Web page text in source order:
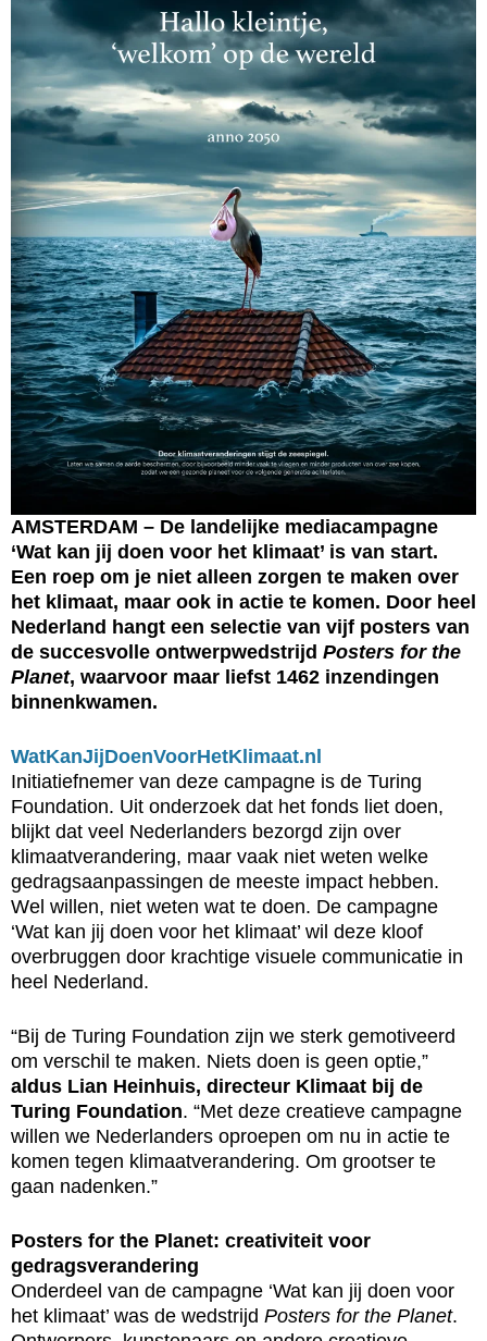
AMSTERDAM – De landelijke mediacampagne
‘Wat kan jij doen voor het klimaat’ is van start.
Een roep om je niet alleen zorgen te maken over
het klimaat, maar ook in actie te komen. Door heel
Nederland hangt een selectie van vijf posters van
de succesvolle ontwerpwedstrijd Posters for the
Planet, waarvoor maar liefst 1462 inzendingen
binnenkwamen.
WatKanJijDoenVoorHetKlimaat.nl
Initiatiefnemer van deze campagne is de Turing
Foundation. Uit onderzoek dat het fonds liet doen,
blijkt dat veel Nederlanders bezorgd zijn over
klimaatverandering, maar vaak niet weten welke
gedragsaanpassingen de meeste impact hebben.
Wel willen, niet weten wat te doen. De campagne
‘Wat kan jij doen voor het klimaat’ wil deze kloof
overbruggen door krachtige visuele communicatie in
heel Nederland.
“Bij de Turing Foundation zijn we sterk gemotiveerd
om verschil te maken. Niets doen is geen optie,”
aldus Lian Heinhuis, directeur Klimaat bij de
Turing Foundation. “Met deze creatieve campagne
willen we Nederlanders oproepen om nu in actie te
komen tegen klimaatverandering. Om grootser te
gaan nadenken.”
Posters for the Planet: creativiteit voor
gedragsverandering
Onderdeel van de campagne ‘Wat kan jij doen voor
het klimaat’ was de wedstrijd Posters for the Planet.